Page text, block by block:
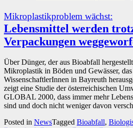
Mikroplastikproblem wächst:
Lebensmittel werden
Verpackungen
Über Dünger, der aus Bioabfall
Mikroplastik in Böden und Gewässer, das
WissenschaftlerInnen in Bayreuth
zeigt eine Studie der österreichischen
GLOBAL 2000, dass immer mehr
sind und doch nicht weniger davon
Posted in NewsTagged Bioabfall,